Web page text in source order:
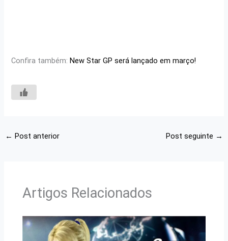
Confira também:New Star GP será lançado em março!
← Post anterior Post seguinte →
Artigos Relacionados